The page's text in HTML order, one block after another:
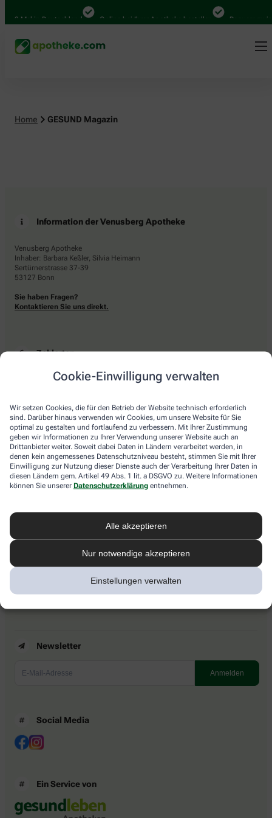
Cookie-Einwilligung verwalten
Wir setzen Cookies, die für den Betrieb der Website technisch erforderlich
sind. Darüber hinaus verwenden wir Cookies, um unsere Website für Sie
optimal zu gestalten und fortlaufend zu verbessern. Mit Ihrer Zustimmung
geben wir Informationen zu Ihrer Verwendung unserer Website auch an
Drittanbieter weiter. Soweit dabei Daten in Ländern verarbeitet werden, in
denen kein angemessenes Datenschutzniveau besteht, stimmen Sie mit Ihrer
Einwilligung zur Nutzung dieser Dienste auch der Verarbeitung Ihrer Daten in
diesen Ländern gem. Artikel 49 Abs. 1 lit. a DSGVO zu. Weitere Informationen
können Sie unserer Datenschutzerklärung entnehmen.
Alle akzeptieren
Nur notwendige akzeptieren
Einstellungen verwalten
Mal in Deutschland Online bei Ihrer Apotheke bestellen Bequem
Home GESUND Magazin
Information der Venusberg Apotheke
Venusberg Apotheke
Inhaber: Barbara Keßler, Silvia Heimann
Sertürnerstrasse 37-39
53127 Bonn
Sie haben Fragen?
Kontaktieren Sie uns direkt.
Zahlarten
Bar oder mit einer anderen akzeptierten Zahlungsart Ihrer Apotheke vor Ort.
Lieferarten
Abholung in der Apotheke
Botendienstlieferung
apotheke.com Informationen
Newsletter
Barrierefreiheitserklärung
Newsletter
Social Media
Ein Service von